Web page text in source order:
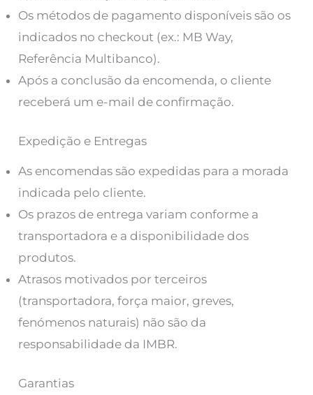
Os métodos de pagamento disponíveis são os
indicados no checkout (ex.: MB Way,
Referência Multibanco).
Após a conclusão da encomenda, o cliente
receberá um e-mail de confirmação.
Expedição e Entregas
As encomendas são expedidas para a morada
indicada pelo cliente.
Os prazos de entrega variam conforme a
transportadora e a disponibilidade dos
produtos.
Atrasos motivados por terceiros
(transportadora, força maior, greves,
fenómenos naturais) não são da
responsabilidade da IMBR.
Garantias